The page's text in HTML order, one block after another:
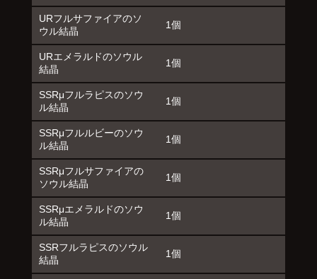
URフルサファイアのソ
ウル結晶
1個
URエメラルドのソウル
結晶
1個
SSRμフルラピスのソウ
ル結晶
1個
SSRμフルルビーのソウ
ル結晶
1個
SSRμフルサファイアの
ソウル結晶
1個
SSRμエメラルドのソウ
ル結晶
1個
SSRフルラピスのソウル
結晶
1個